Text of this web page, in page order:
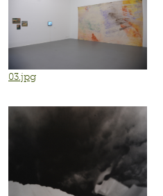
03.jpg